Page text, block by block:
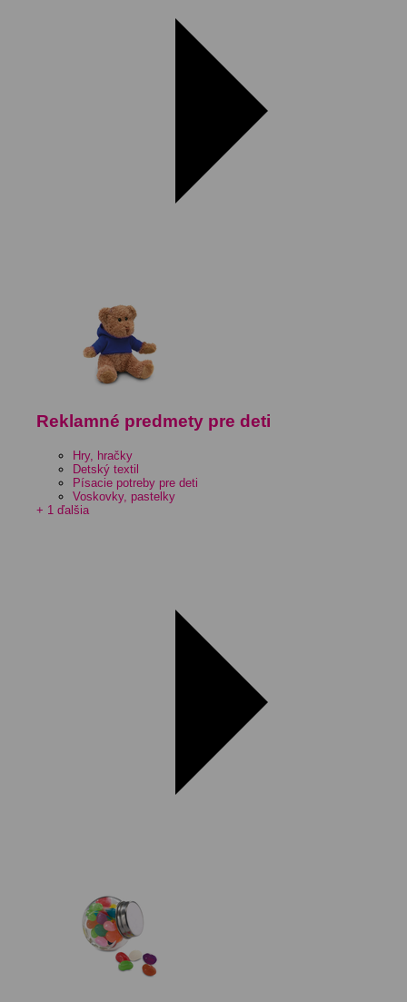
Reklamné predmety pre deti
Hry, hračky
Detský textil
Písacie potreby pre deti
Voskovky, pastelky
+ 1 ďalšia